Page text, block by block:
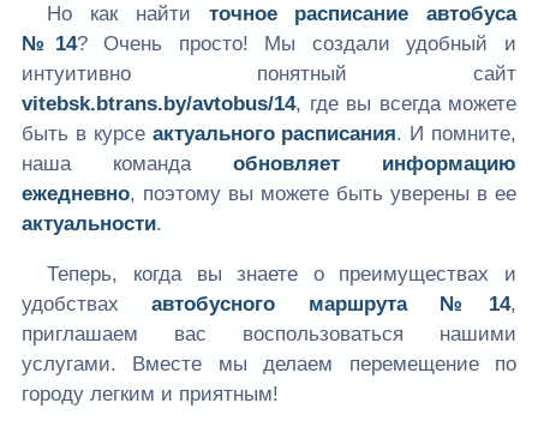
Но как найти точное расписание автобуса
№14? Очень просто! Мы создали удобный и
интуитивно понятный сайт
vitebsk.btrans.by/avtobus/14, где вы всегда можете
быть в курсе актуального расписания. И помните,
наша команда обновляет информацию
ежедневно, поэтому вы можете быть уверены в ее
актуальности.
Теперь, когда вы знаете о преимуществах и
удобствахавтобусного маршрута №14,
приглашаем вас воспользоваться нашими
услугами. Вместе мы делаем перемещение по
городу легким и приятным!